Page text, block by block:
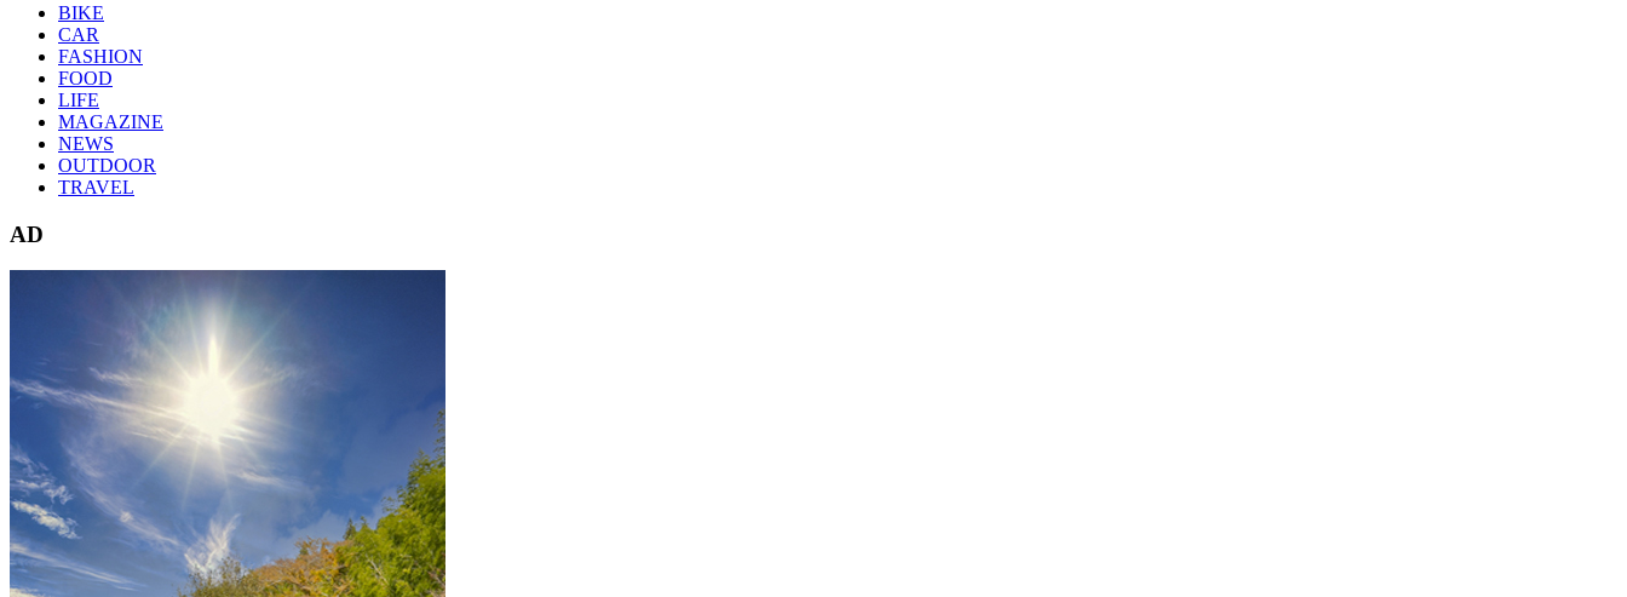
BIKE
CAR
FASHION
FOOD
LIFE
MAGAZINE
NEWS
OUTDOOR
TRAVEL
AD